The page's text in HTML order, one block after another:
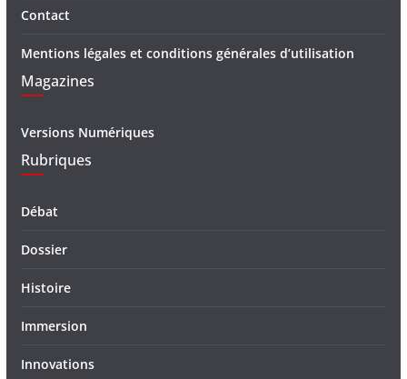
Contact
Mentions légales et conditions générales d’utilisation
Magazines
Versions Numériques
Rubriques
Débat
Dossier
Histoire
Immersion
Innovations